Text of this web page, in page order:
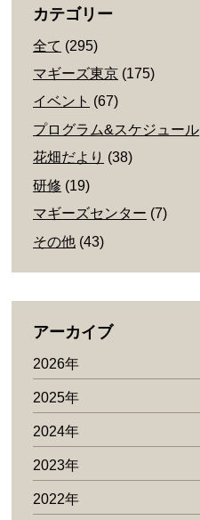
カテゴリー
全て (295)
マギーズ東京 (175)
イベント (67)
プログラム&スケジュール
花畑だより (38)
研修 (19)
マギーズセンター (7)
その他 (43)
アーカイブ
2026年
2025年
2024年
2023年
2022年